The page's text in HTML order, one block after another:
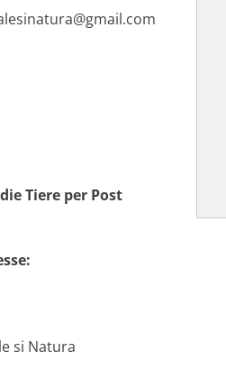
Tiere per Post
si Natura